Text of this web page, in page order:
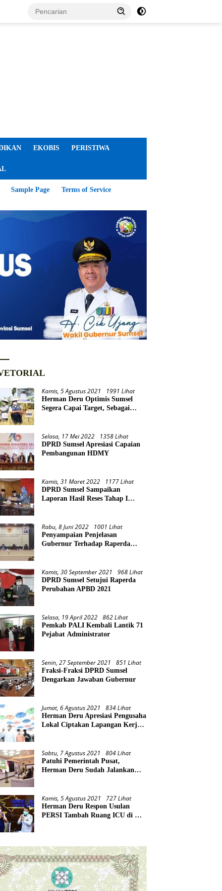
EKOBIS PERISTIWA
Sample Page Terms of Service
Kamis, 5 Agustus 2021 1991 Lihat
Herman Deru Optimis Sumsel
Segera Capai Target, Sebagai
Selasa, 17 Mei 2022 1358 Lihat
DPRD Sumsel Apresiasi Capaian
Pembangunan HDMY
Kamis, 31 Maret 2022 1177 Lihat
DPRD Sumsel Sampaikan
Laporan Hasil Reses Tahap I
Rabu, 8 Juni 2022 1001 Lihat
Penyampaian Penjelasan
Gubernur Terhadap Raperda
Kamis, 30 September 2021 968 Lihat
DPRD Sumsel Setujui Raperda
Perubahan APBD 2021
Selasa, 19 April 2022 862 Lihat
Pemkab PALI Kembali Lantik 71
Pejabat Administrator
Senin, 27 September 2021 851 Lihat
Fraksi-Fraksi DPRD Sumsel
Dengarkan Jawaban Gubernur
Jumat, 6 Agustus 2021 834 Lihat
Herman Deru Apresiasi Pengusaha
Lokal Ciptakan Lapangan Kerja
Sabtu, 7 Agustus 2021 804 Lihat
Patuhi Pemerintah Pusat,
Herman Deru Sudah Jalankan
Kamis, 5 Agustus 2021 727 Lihat
Herman Deru Respon Usulan
PERSI Tambah Ruang ICU di RS